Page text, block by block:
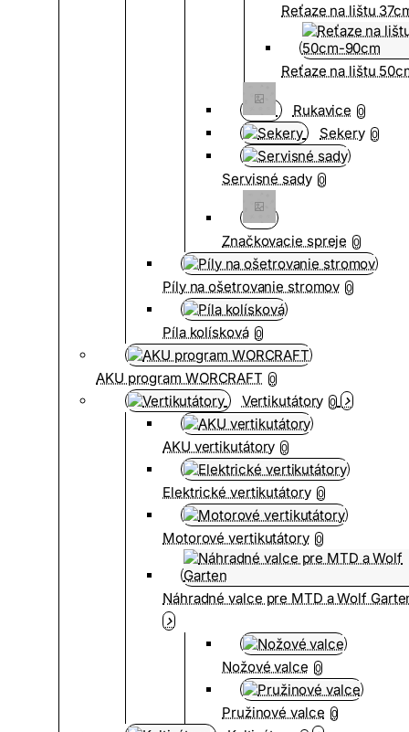
Reťaze na lištu
Reťaze na lištu
Rukavice 0
Sekery 0
Servisné sady 0
Značkovacie spreje 0
Píly na ošetrovanie stromov 0
Píla kolísková 0
AKU program WORCRAFT 0
Vertikutátory 0
AKU vertikutátory 0
Elektrické vertikutátory 0
Motorové vertikutátory 0
Náhradné valce pre MTD a Wolf
Nožové valce 0
Pružinové valce 0